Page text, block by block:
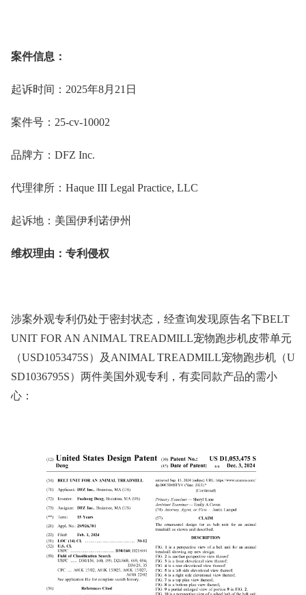
案件信息：
起诉时间：2025年8月21日
案件号：25-cv-10002
品牌方：DFZ Inc.
代理律所：Haque III Legal Practice, LLC
起诉地：美国伊利诺伊州
维权理由：专利侵权
涉案外观专利 仍处于密封状态 ，经查询发现原告名下BELT
UNIT FOR AN ANIMAL TREADMILL宠物跑步机皮带单元
（USD1053475S）及ANIMAL TREADMILL宠物跑步机（U
SD1036795S）两件美国外观专利，有卖同款产品的需小
心：